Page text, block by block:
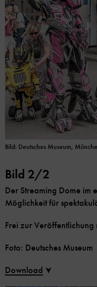
Bild: Deutsches Museum,
Bild 2/2
Der Streaming Dome im
Möglichkeit für
Frei zur Veröffentlichung
Foto: Deutsches Museum
Download